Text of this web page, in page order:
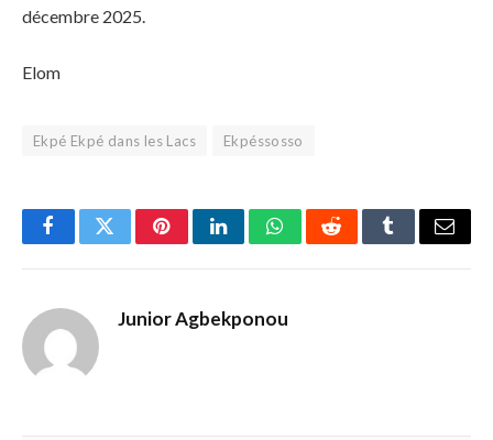
décembre 2025.
Elom
Ekpé Ekpé dans les Lacs Ekpéssosso
FacebookTwitterPinterestLinkedInWhatsAppRedditTumblrEmail
Junior Agbekponou